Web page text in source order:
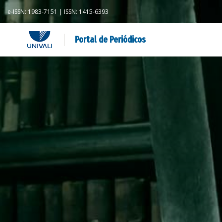
e-ISSN: 1983-7151 | ISSN: 1415-6393
Portal de Periódicos